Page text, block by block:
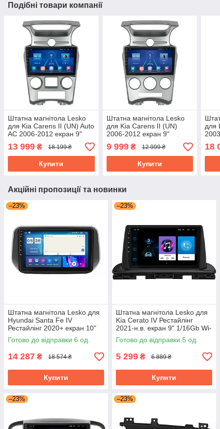
Подібні товари компанії
Штатна магнітола Lesko
для Kia Carens II (UN) Auto
AC 2006-2012 екран 9"
6/128Gb 4G Wi-Fi GPS Top
13 999 ₴ 18 199 ₴
Купити
Штатна магнітола Lesko
для Kia Carens II (UN)
2006-2012 екран 9"
4/32Gb 4G Wi-Fi GPS Top
КІА Каренс
9 999₴ 12 999 ₴
Купити
для
18
Акційні пропозиції та новинки
–23%
Штатна магнітола Lesko для
Hyundai Santa Fe IV
Рестайлінг 2020+ екран 10"
4/64Gb CarPlay 4G Wi-Fi GPS
Prime
Готово до відправки 6 од.
14 287 ₴ 18 574 ₴
Купити
–23%
Штатна магнітола Lesko для
Kia Cerato IV Рестайлінг
2021-н.в. екран 9" 1/16Gb Wi-
Fi GPS Base
Готово до відправки 5 од.
5 299 ₴ 6 889 ₴
Купити
–23% –23%